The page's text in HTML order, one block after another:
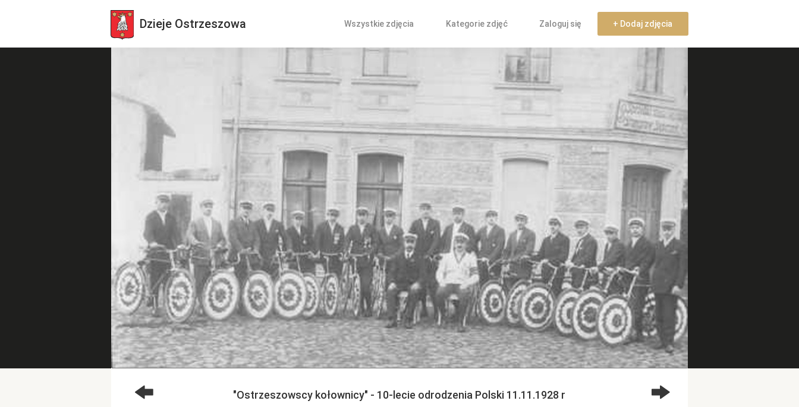
Dzieje Ostrzeszowa Wszystkie zdjęcia Kategorie zdjęć Zaloguj się + Dodaj zdjęcia
"Ostrzeszowscy kołownicy" - 10-lecie odrodzenia Polski 11.11.1928 r